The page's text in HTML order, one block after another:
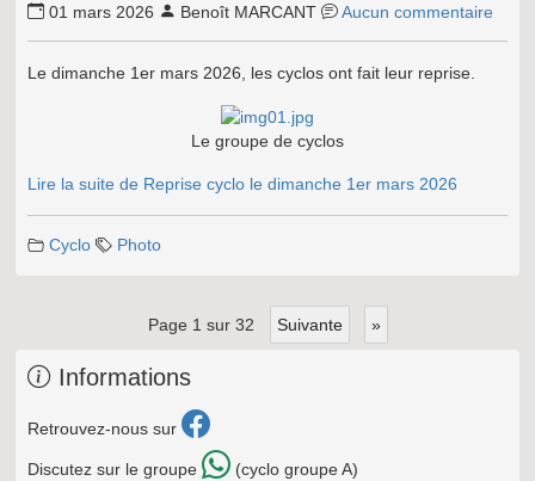
01 mars 2026 Benoît MARCANT Aucun commentaire
Le dimanche 1er mars 2026, les cyclos ont fait leur reprise.
Le groupe de cyclos
Lire la suite de Reprise cyclo le dimanche 1er mars 2026
Cyclo Photo
page 1 sur 32 suivante »
Informations
Retrouvez-nous sur
Discutez sur le groupe (cyclo groupe A)